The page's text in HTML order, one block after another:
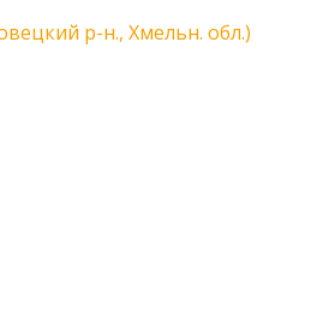
р-н., Хмельн. обл.)